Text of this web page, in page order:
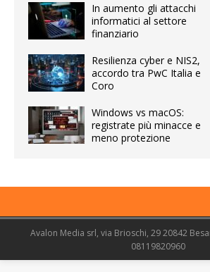
In aumento gli attacchi
informatici al settore
finanziario
Resilienza cyber e NIS2,
accordo tra PwC Italia e
Coro
Windows vs macOS:
registrate più minacce e
meno protezione
Avalon Media srl, via Brioschi, 29 20842
08119820960